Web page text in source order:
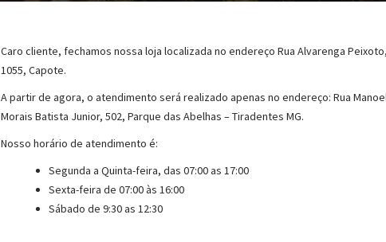
Caro cliente, fechamos nossa loja localizada no endereço Rua Alvarenga
1055, Capote.
A partir de agora, o atendimento será realizado apenas no endereço: Rua
Morais Batista Junior, 502, Parque das Abelhas – Tiradentes MG.
Nosso horário de atendimento é:
Segunda a Quinta-feira, das 07:00 as 17:00
Sexta-feira de 07:00 às 16:00
Sábado de 9:30 as 12:30